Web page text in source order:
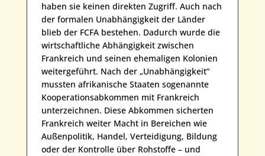
haben sie keinen direkten Zugriff. Auch nach
der formalen Unabhängigkeit der Länder
blieb der FCFA bestehen. Dadurch wurde die
wirtschaftliche Abhängigkeit zwischen
Frankreich und seinen ehemaligen Kolonien
weitergeführt. Nach der „Unabhängigkeit“
mussten afrikanische Staaten sogenannte
Kooperationsabkommen mit Frankreich
unterzeichnen. Diese Abkommen sicherten
Frankreich weiter Macht in Bereichen wie
Außenpolitik, Handel, Verteidigung, Bildung
oder der Kontrolle über Rohstoffe – und